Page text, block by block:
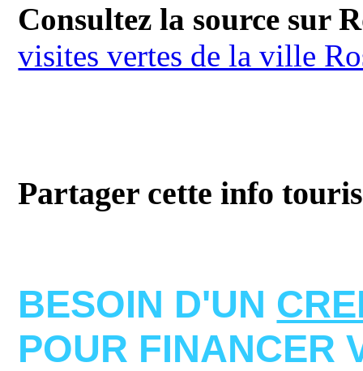
Consultez la source sur
visites vertes de la ville
Partager cette info
BESOIN D'UN
POUR FINANCER